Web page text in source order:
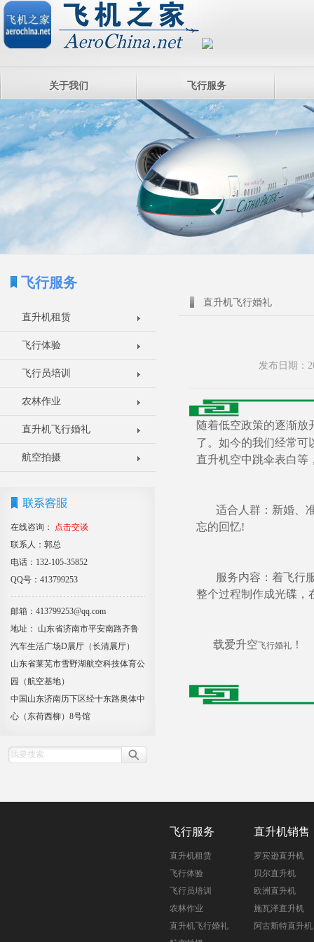
关于我们 飞行服务
飞行服务
直升机租赁
飞行体验
飞行员培训
农林作业
直升机飞行婚礼
航空拍摄
在线咨询：
点击交谈
联系人：郭总
电话：132-105-35852
QQ号：413799253
邮箱：413799253@qq.com
地址： 山东省济南市平安南路齐鲁
汽车生活广场D展厅（长清展厅）
山东省莱芜市雪野湖航空科技体育公
园（航空基地）
中国山东济南历下区经十东路奥体中
心（东荷西柳）8号馆
直升机飞行婚礼
发布日期：
随着低空政策的逐渐放
了。如今的我们经常可
直升机空中跳伞表白等
适合人群：新婚、准
忘的回忆!
服务内容：着飞行服
整个过程制作成光碟，
载爱升空飞行婚礼 ！
飞行服务
直升机租赁
飞行体验
飞行员培训
农林作业
直升机飞行婚礼
直升机销售
罗宾逊直升机
贝尔直升机
欧洲直升机
施瓦泽直升机
阿古斯特直升机